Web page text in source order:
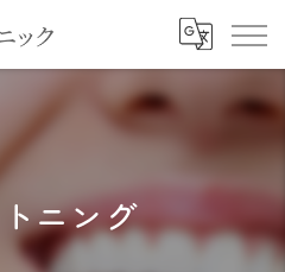
ニング